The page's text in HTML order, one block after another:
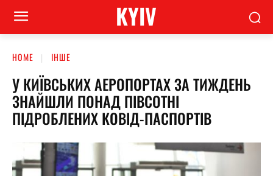
KYIV
HOME ІНШЕ
У КИЇВСЬКИХ АЕРОПОРТАХ ЗА ТИЖДЕНЬ
ЗНАЙШЛИ ПОНАД ПІВСОТНІ
ПІДРОБЛЕНИХ КОВІД-ПАСПОРТІВ